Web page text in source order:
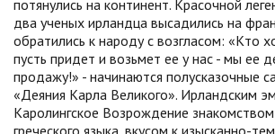
потянулись на континент. Красочной
два ученых ирландца высадились на
обратились к народу с возгласом: «Кто
пусть придет и возьмет ее у нас - мы ее
продажу!» - начинаются полусказочные
«Деяния Карла Великого». Ирландским
Каролингское Возрождение
греческого языка, вкусом к изысканно-